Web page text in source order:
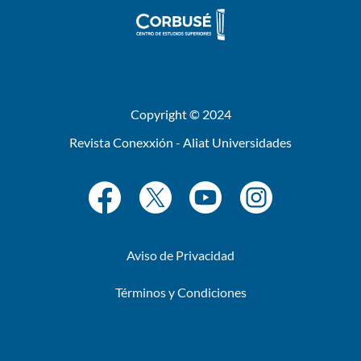
Copyright © 2024
Revista Conexxión - Aliat Universidades
Aviso de Privacidad
Términos y Condiciones